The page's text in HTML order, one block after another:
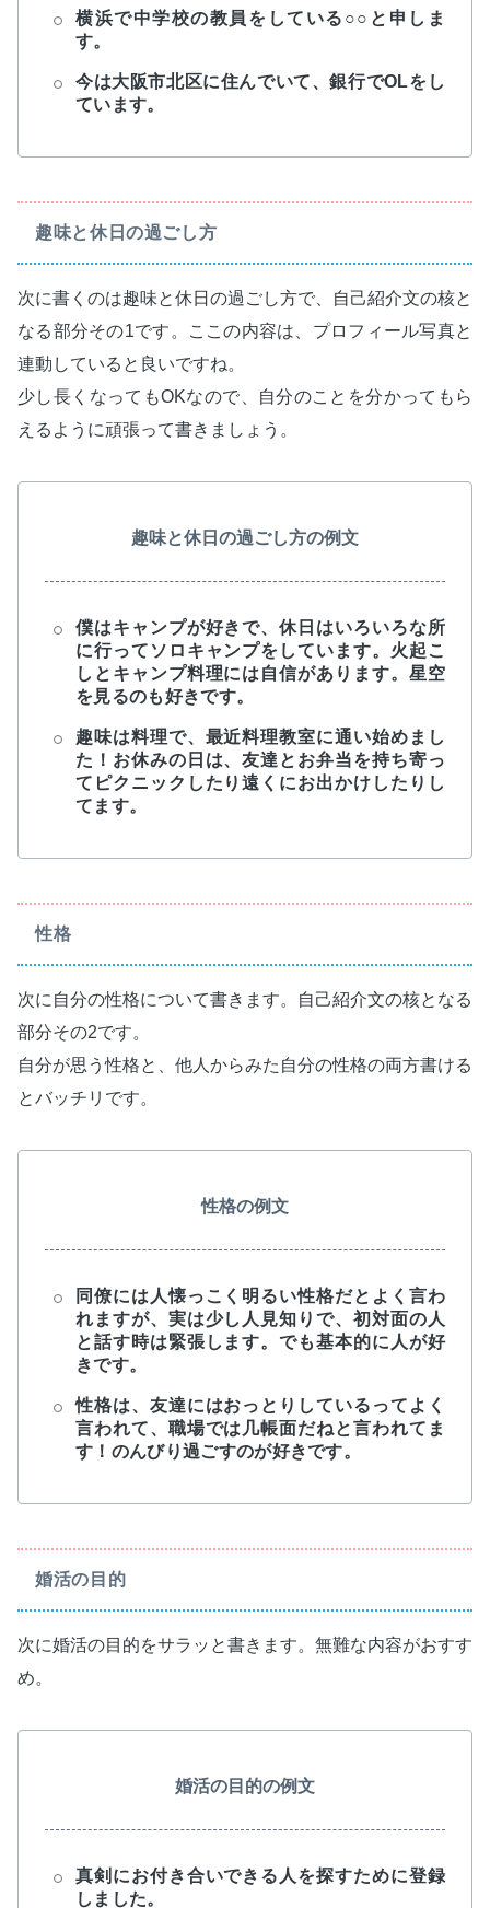
横浜で中学校の教員をしている○○と申しま
す。
今は大阪市北区に住んでいて、銀行でOLをし
ています。
趣味と休日の過ごし方
次に書くのは趣味と休日の過ごし方で、自己紹介文の核と
なる部分その1です。ここの内容は、プロフィール写真と
連動していると良いですね。
少し長くなってもOKなので、自分のことを分かってもら
えるように頑張って書きましょう。
趣味と休日の過ごし方の例文
僕はキャンプが好きで、休日はいろいろな所
に行ってソロキャンプをしています。火起こ
しとキャンプ料理には自信があります。星空
を見るのも好きです。
趣味は料理で、最近料理教室に通い始めまし
た！お休みの日は、友達とお弁当を持ち寄っ
てピクニックしたり遠くにお出かけしたりし
てます。
性格
次に自分の性格について書きます。自己紹介文の核となる
部分その2です。
自分が思う性格と、他人からみた自分の性格の両方書ける
とバッチリです。
性格の例文
同僚には人懐っこく明るい性格だとよく言わ
れますが、実は少し人見知りで、初対面の人
と話す時は緊張します。でも基本的に人が好
きです。
性格は、友達にはおっとりしているってよく
言われて、職場では几帳面だねと言われてま
す！のんびり過ごすのが好きです。
婚活の目的
次に婚活の目的をサラッと書きます。無難な内容がおすす
め。
婚活の目的の例文
真剣にお付き合いできる人を探すために登録
しました。